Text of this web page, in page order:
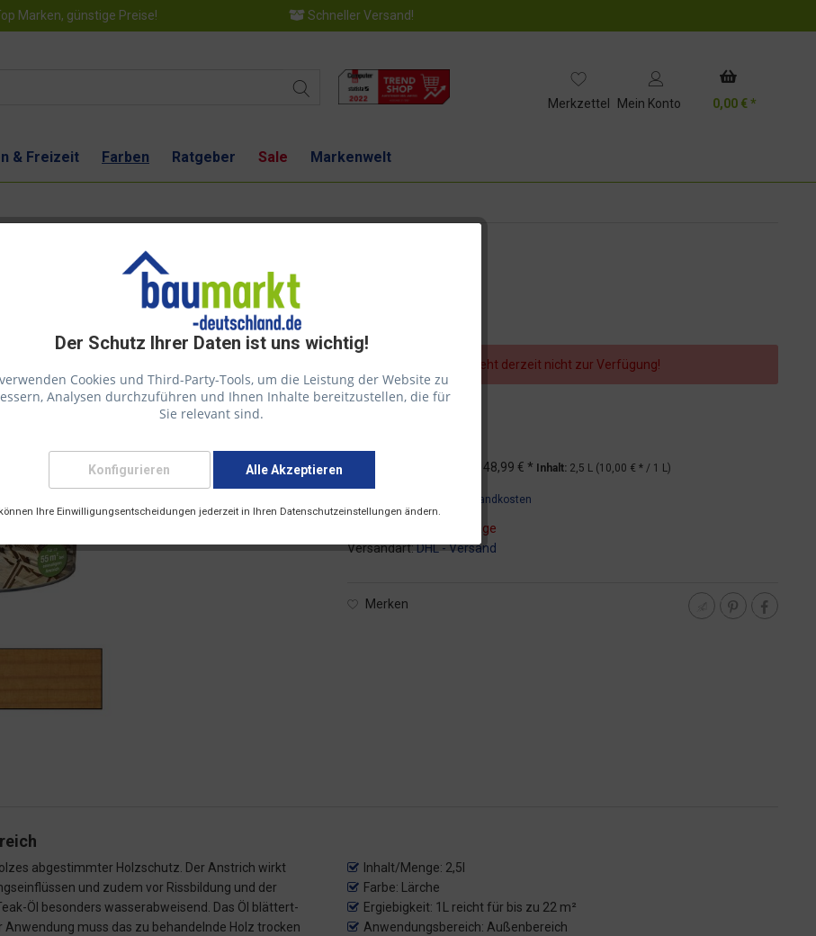
Marken, günstige Preise! Schneller Versand!
Merkzettel Mein Konto 0,00 € *
& Freizeit Farben Ratgeber Sale Markenwelt
Der Schutz Ihrer Daten ist uns wichtig!
Cookies und Third-Party-Tools, um die Leistung der Website zu
Analysen durchzuführen und Ihnen Inhalte bereitzustellen, die für
Sie relevant sind.
Konfigurieren Alle Akzeptieren
Ihre Einwilligungsentscheidungen jederzeit in Ihren Datenschutzeinstellungen ändern.
Dieser Artikel steht derzeit nicht zur Verfügung!
UVP48,99 € * Inhalt: 2,5 L (10,00 € * / 1 L)
zzgl. Versandkosten
Lieferzeit ca. 5-10 Tage
Versandart:DHL - Versand
Merken
abgestimmter Holzschutz. Der Anstrich wirkt
und zudem vor Rissbildung und der
Öl besonders wasserabweisend. Das Öl blättert-
muss das zu behandelnde Holz trocken
Inhalt/Menge: 2,5l
Farbe: Lärche
Ergiebigkeit: 1L reicht für bis zu 22 m²
Anwendungsbereich: Außenbereich